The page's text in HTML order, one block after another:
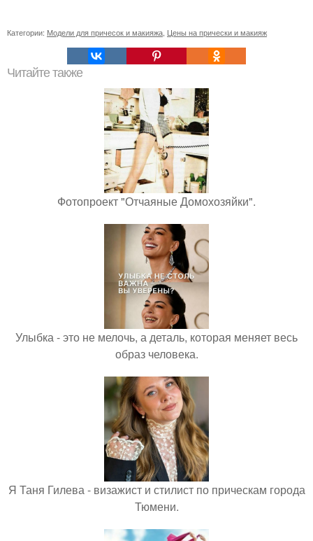
Категории: Модели для причесок и макияжа Цены на прически и макияж
Читайте также
Фотопроект "Отчаяные Домохозяйки".
Улыбка - это не мелочь, а деталь, которая меняет весь
образ человека.
Я Таня Гилева - визажист и стилист по прическам города
Тюмени.